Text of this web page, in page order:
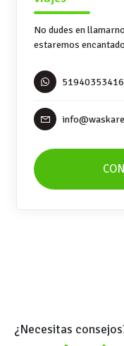
No dudes en
estaremos
51940353416
¿Necesitas